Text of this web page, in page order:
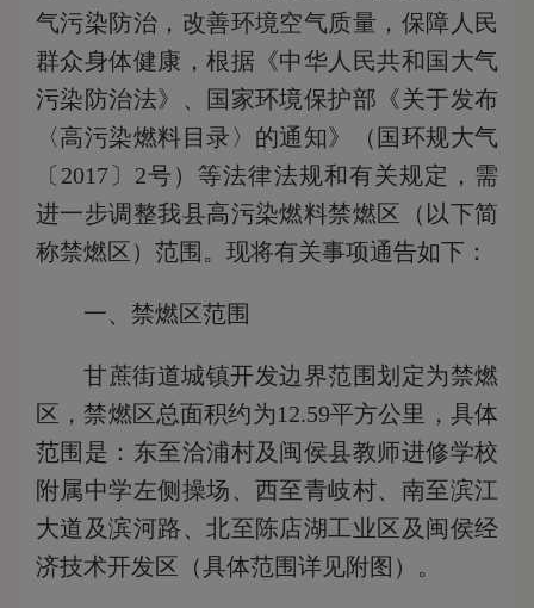
气污染防治，改善环境空气质量，保障人民
群众身体健康，根据《中华人民共和国大气
污染防治法》、国家环境保护部《关于发布
〈高污染燃料目录〉的通知》（国环规大气
〔2017〕2号）等法律法规和有关规定，需
进一步调整我县高污染燃料禁燃区（以下简
称禁燃区）范围。现将有关事项通告如下：
一、禁燃区范围
甘蔗街道城镇开发边界范围划定为禁燃
区，禁燃区总面积约为12.59平方公里，具体
范围是：东至洽浦村及闽侯县教师进修学校
附属中学左侧操场、西至青岐村、南至滨江
大道及滨河路、北至陈店湖工业区及闽侯经
济技术开发区（具体范围详见附图）。